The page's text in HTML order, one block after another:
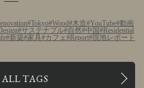
Tokyo Wood 木造 YouTube 動画
Design サステナブル 自然 中国
Residential
新築 家具 カフェ Report 現地レポート
TAGS